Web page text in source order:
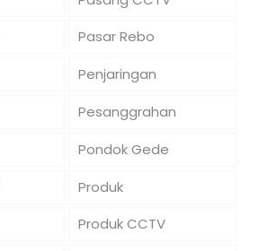
Pasar Rebo
Penjaringan
Pesanggrahan
Pondok Gede
Produk
Produk CCTV